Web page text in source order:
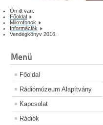
Ön itt van:
Főoldal
Mikrofonok
Információk
Vendégkönyv 2016.
Menü
Főoldal
Rádiómúzeum Alapítvány
Kapcsolat
Rádiók